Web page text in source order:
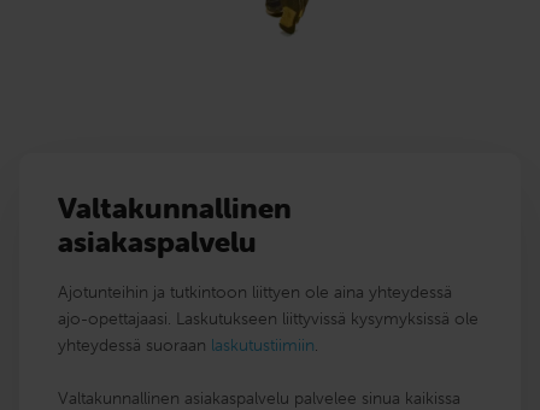
Valtakunnallinen
asiakaspalvelu
Ajotunteihin ja tutkintoon liittyen ole aina yhteydessä
ajo-opettajaasi. Laskutukseen liittyvissä kysymyksissä ole
yhteydessä suoraan laskutustiimiin
Valtakunnallinen asiakaspalvelu palvelee sinua kaikissa